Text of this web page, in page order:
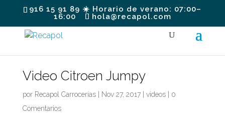
916 15 91 89 ☀️ Horario de verano: 07:00–
16:00
hola@recapol.com
Video Citroen Jumpy
por Recapol Carrocerías| Nov 27, 2017| videos| 0
Comentarios